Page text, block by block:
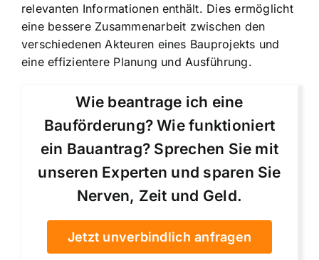
relevanten Informationen enthält. Dies ermöglicht
eine bessere Zusammenarbeit zwischen den
verschiedenen Akteuren eines Bauprojekts und
eine effizientere Planung und Ausführung.
Wie beantrage ich eine
Bauförderung? Wie funktioniert
ein Bauantrag? Sprechen Sie mit
unseren Experten und sparen Sie
Nerven, Zeit und Geld.
Jetzt unverbindlich anfragen